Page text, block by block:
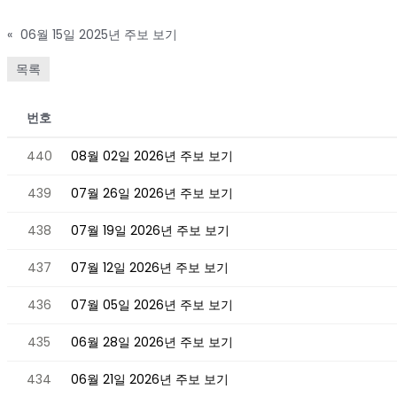
« 06월 15일 2025년 주보 보기
목록
번호
440 08월 02일 2026년 주보 보기
439 07월 26일 2026년 주보 보기
438 07월 19일 2026년 주보 보기
437 07월 12일 2026년 주보 보기
436 07월 05일 2026년 주보 보기
435 06월 28일 2026년 주보 보기
434 06월 21일 2026년 주보 보기